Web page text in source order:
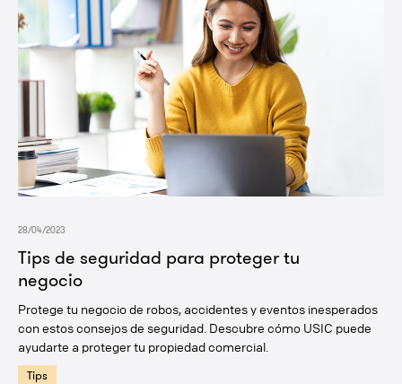
Tips de seguridad para proteger tu
negocio
28/04/2023
Protege tu negocio de robos, accidentes y eventos inesperados
con estos consejos de seguridad. Descubre cómo USIC puede
ayudarte a proteger tu propiedad comercial.
Tips